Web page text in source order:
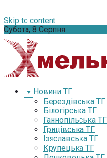
Skip to content
Субота, 8 Серпня
Новини ТГ
Берездівська ТГ
Білогірська ТГ
Ганнопільська ТГ
Грицівська ТГ
Ізяславська ТГ
Крупецька ТГ